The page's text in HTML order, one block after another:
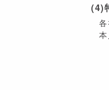
(4)